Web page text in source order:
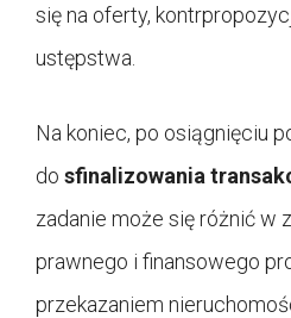
się na oferty,
ustępstwa.
Na koniec, po osiągnięciu
do sfinalizowania
zadanie może się różnić w
prawnego i finansowego
przekazaniem